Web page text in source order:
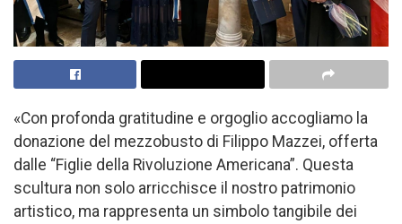
«Con profonda gratitudine e orgoglio accogliamo la
donazione del mezzobusto di Filippo Mazzei, offerta
dalle “Figlie della Rivoluzione Americana”. Questa
scultura non solo arricchisce il nostro patrimonio
artistico, ma rappresenta un simbolo tangibile dei